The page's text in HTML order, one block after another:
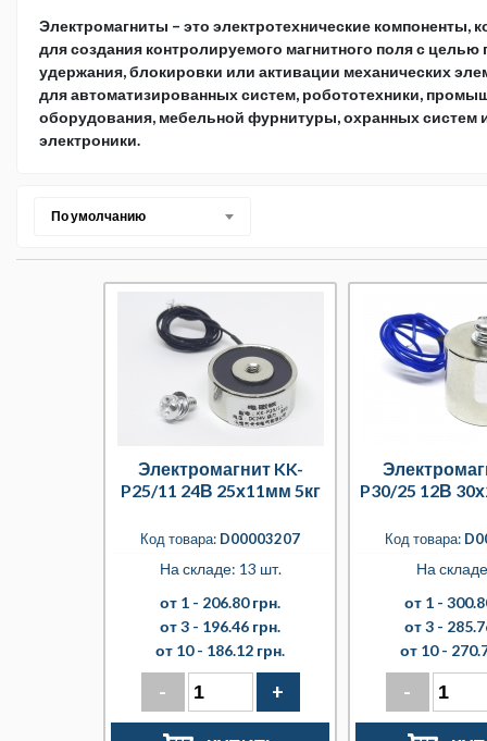
Электромагниты – это электротехнические компоненты,
для создания контролируемого магнитного поля с
удержания, блокировки или активации механических
для автоматизированных систем, робототехники,
оборудования, мебельной фурнитуры, охранных систем
электроники.
По умолчанию
Электромагнит KK-
P25/11 24В 25х11мм 5кг
Код товара: D00003207
На складе: 13 шт.
от 1 - 206.80 грн.
от 3 - 196.46 грн.
от 10 - 186.12 грн.
- +
P30/25 12В
Код товара:
На
от 1 -
от 3 -
от 10 -
-